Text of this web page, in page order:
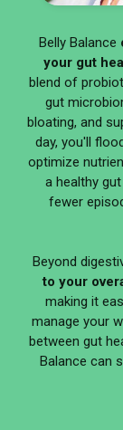
Belly Balance
your gut
blend of
gut
bloating, and
day, you'll
optimize
a healthy
fewer
Beyond
to your
making it
manage your
between gut
Balance can